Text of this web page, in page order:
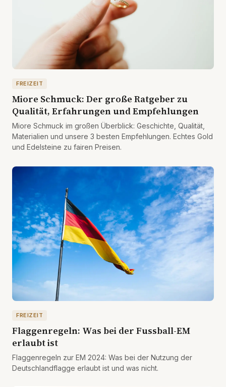
FREIZEIT
Miore Schmuck: Der große Ratgeber zu
Qualität, Erfahrungen und Empfehlungen
Miore Schmuck im großen Überblick: Geschichte, Qualität,
Materialien und unsere 3 besten Empfehlungen. Echtes Gold
und Edelsteine zu fairen Preisen.
FREIZEIT
Flaggenregeln: Was bei der Fussball-EM
erlaubt ist
Flaggenregeln zur EM 2024: Was bei der Nutzung der
Deutschlandflagge erlaubt ist und was nicht.